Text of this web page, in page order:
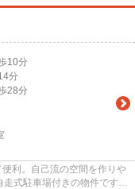
10分
分
28分
利。自己流の空間を作りや
式駐車場付きの物件です。